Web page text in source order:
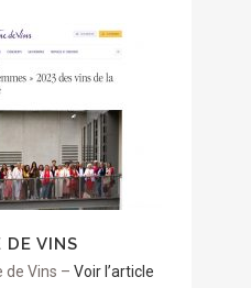
DE VINS
de Vins – Voir l’article